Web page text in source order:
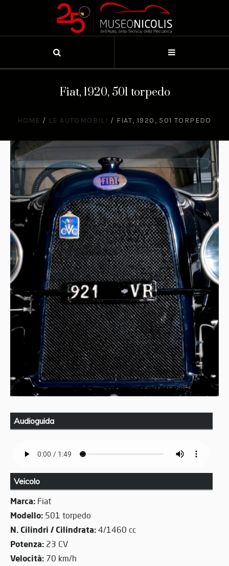
Fiat, 1920, 501 torpedo
HOME / LE AUTOMOBILI / FIAT, 1920, 501 TORPEDO
Audioguida
Veicolo
Marca: Fiat
Modello: 501 torpedo
N. Cilindri / Cilindrata: 4/1460 cc
Potenza: 23 CV
Velocità: 70 km/h